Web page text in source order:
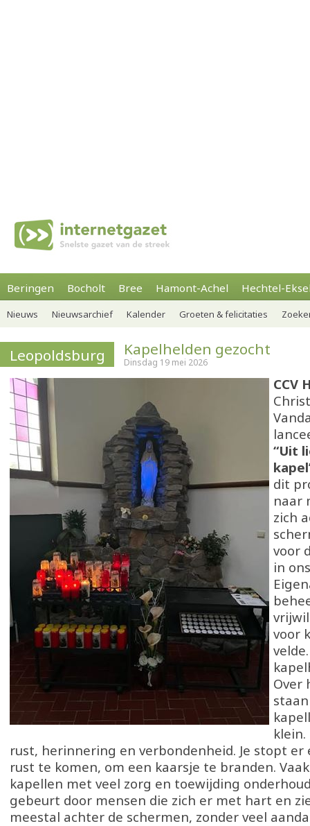
Beringen Bocholt Bree Hamont-Achel Hechtel-
Nieuws Nieuwsarchief Kalender Groeten & felicitaties
Leopoldsburg Kapelhelden gezocht
Dinsdag 19 mei 2026
CCV
“Uit
dit
naar
zich
voor
in
voor
Over
klein.
rust, herinnering en verbondenheid. Je stopt
rust te komen, om een kaarsje te branden.
kapellen met veel zorg en toewijding
gebeurt door mensen die zich er met hart en
meestal achter de schermen, zonder veel